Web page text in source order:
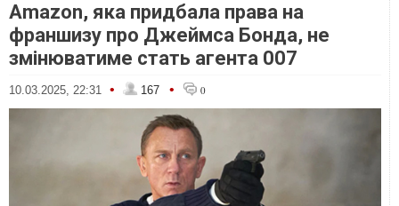
Amazon, яка придбала права на
франшизу про Джеймса Бонда, не
змінюватиме стать агента 007
10.03.2025, 22:31 • 167 • 0